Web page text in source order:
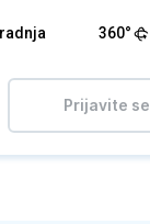
360°
Prijavite se